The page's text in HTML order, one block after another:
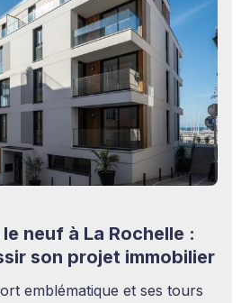
neuf à La Rochelle :
son projet immobilier
emblématique et ses tours